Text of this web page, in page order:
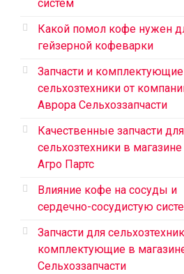
систем
Какой помол кофе нужен
гейзерной кофеварки
Запчасти и
сельхозтехники от
Аврора Сельхоззапчасти
Качественные запчасти для
сельхозтехники в
Агро Партс
Влияние кофе на сосуды и
сердечно-сосудистую
Запчасти для
комплектующие в
Сельхоззапчасти